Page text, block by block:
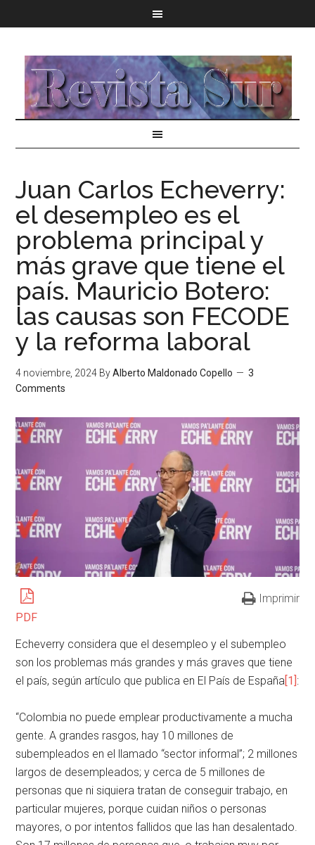
Juan Carlos Echeverry:
el desempleo es el
problema principal y
más grave que tiene el
país. Mauricio Botero:
las causas son FECODE
y la reforma laboral
4 noviembre, 2024 ByAlberto Maldonado Copello
3
Comments
PDF
Imprimir
Echeverry considera que el desempleo y el subempleo
son los problemas más grandes y más graves que tiene
el país, según artículo que publica en El País de España[1]:
“Colombia no puede emplear productivamente a mucha
gente. A grandes rasgos, hay 10 millones de
subempleados en el llamado “sector informal”; 2 millones
largos de desempleados; y cerca de 5 millones de
personas que ni siquiera tratan de conseguir trabajo, en
particular mujeres, porque cuidan niños o personas
mayores, o por intentos fallidos que las han desalentado.